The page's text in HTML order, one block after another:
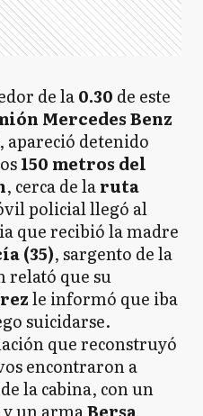
de la0.30 de este
Mercedes Benz
apareció detenido
150 metros del
, cerca de laruta
policial llegó al
que recibió la madre
(35), sargento de la
relató que su
le informó que iba
suicidarse.
que reconstruyó
encontraron a
la cabina, con un
y un armaBersa